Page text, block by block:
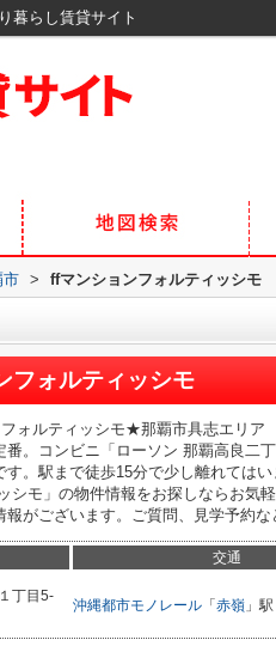
暮らし賃貸サイト
市 > ffマンションフォルティッシモ
フォルティッシモ
フォルティッシモ★那覇市具志エリア
番。コンビニ「ローソン 那覇高良二
す。駅まで徒歩15分で少し離れては
シモ」の物件情報をお探しならお気
報がございます。ご質問、見学予約
交通
１丁目5-
沖縄都市モノレール 「 赤嶺 」